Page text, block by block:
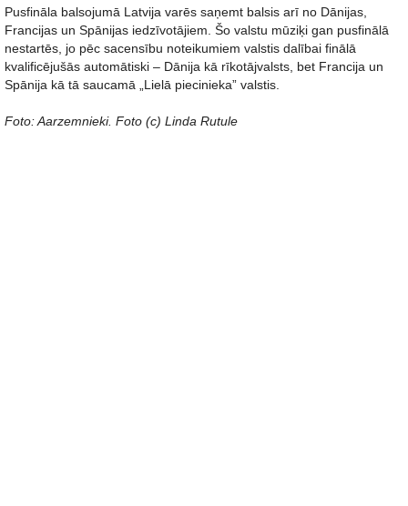
Pusfināla balsojumā Latvija varēs saņemt balsis arī no Dānijas,
Francijas un Spānijas iedzīvotājiem. Šo valstu mūziķi gan pusfinālā
nestartēs, jo pēc sacensību noteikumiem valstis dalībai finālā
kvalificējušās automātiski – Dānija kā rīkotājvalsts, bet Francija un
Spānija kā tā saucamā „Lielā piecinieka” valstis.
Foto: Aarzemnieki. Foto (c) Linda Rutule